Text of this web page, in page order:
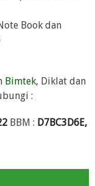
Book dan
Bimtek, Diklat dan
:
BBM : D7BC3D6E,